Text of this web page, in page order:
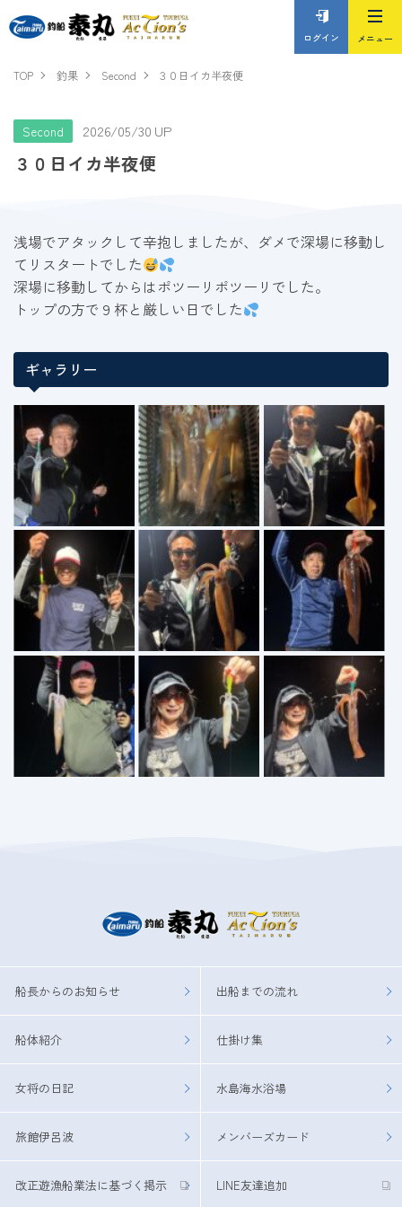
ログイン
TOP 釣果 Second ３０日イカ半夜便
Second 2026/05/30 UP
３０日イカ半夜便
浅場でアタックして辛抱しましたが、ダメで深場に移動し
てリスタートでした
深場に移動してからはポツーリポツーリでした。
トップの方で９杯と厳しい日でした
ギャラリー
船長からのお知らせ 出船までの流れ
船体紹介 仕掛け集
女将の日記 水島海水浴場
旅館伊呂波 メンバーズカード
改正遊漁船業法に基づく掲示 LINE友達追加